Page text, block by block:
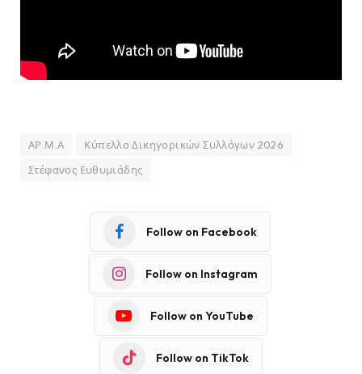
ΑΡ.Μ.Α
Κύπελλο Δικηγορικών Συλλόγων 2026
Στέφανος Ευθυμιάδης
Follow on Facebook
Follow on Instagram
Follow on YouTube
Follow on TikTok